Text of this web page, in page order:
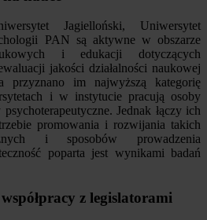
Jagielloński, Uniwersytet
PAN są aktywne w obszarze
i edukacji dotyczących
jakości działalności naukowej
przyznano im najwyższą kategorię
i w instytucie pracują osoby
Jednak łączy ich
promowania i rozwijania takich
i sposobów prowadzenia
poparta jest wynikami badań
z legislatorami